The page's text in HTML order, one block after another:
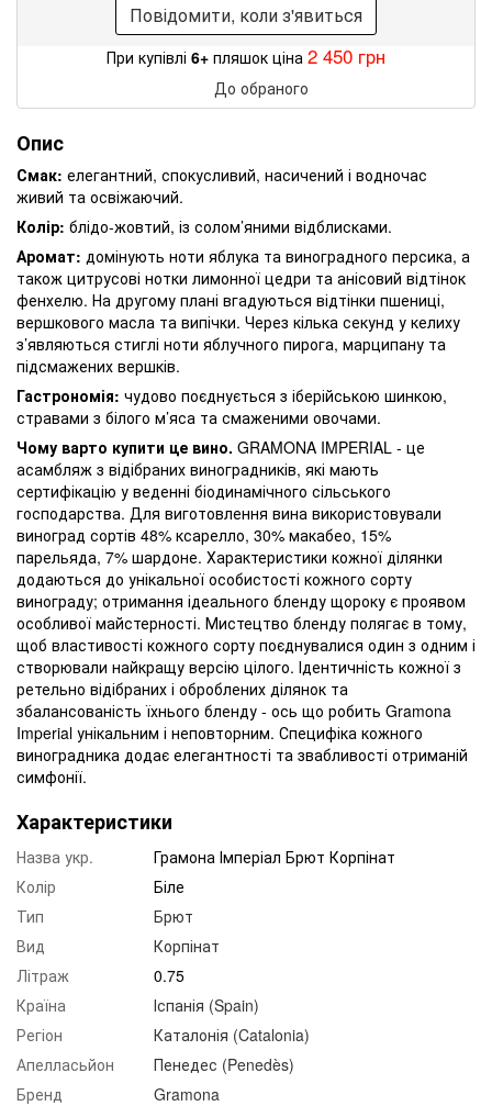
Повідомити, коли з'явиться
При купівлі 6+ пляшок ціна 2 450 грн
До обраного
Опис
Смак: елегантний, спокусливий, насичений і водночас
живий та освіжаючий.
Колір: блідо-жовтий, із солом’яними відблисками.
Аромат: домінують ноти яблука та виноградного персика, а
також цитрусові нотки лимонної цедри та анісовий відтінок
фенхелю. На другому плані вгадуються відтінки пшениці,
вершкового масла та випічки. Через кілька секунд у келиху
з’являються стиглі ноти яблучного пирога, марципану та
підсмажених вершків.
Гастрономія: чудово поєднується з іберійською шинкою,
стравами з білого м’яса та смаженими овочами.
Чому варто купити це вино. GRAMONA IMPERIAL - це
асамбляж з відібраних виноградників, які мають
сертифікацію у веденні біодинамічного сільського
господарства. Для виготовлення вина використовували
виноград сортів 48% ксарелло, 30% макабео, 15%
парельяда, 7% шардоне. Характеристики кожної ділянки
додаються до унікальної особистості кожного сорту
винограду; отримання ідеального бленду щороку є проявом
особливої майстерності. Мистецтво бленду полягає в тому,
щоб властивості кожного сорту поєднувалися один з одним і
створювали найкращу версію цілого. Ідентичність кожної з
ретельно відібраних і оброблених ділянок та
збалансованість їхнього бленду - ось що робить Gramona
Imperial унікальним і неповторним. Специфіка кожного
виноградника додає елегантності та звабливості отриманій
симфонії.
Характеристики
Назва укр.
Грамона Імперіал Брют Корпінат
Колір
Біле
Тип
Брют
Вид
Корпінат
Літраж
0.75
Країна
Іспанія (Spain)
Регіон
Каталонія (Catalonia)
Апелласьйон
Пенедес (Penedès)
Бренд
Gramona